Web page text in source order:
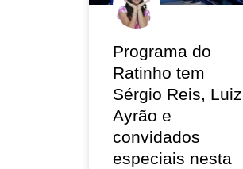
Programa do
Ratinho tem
Sérgio Reis, Luiz
Ayrão e
convidados
especiais nesta